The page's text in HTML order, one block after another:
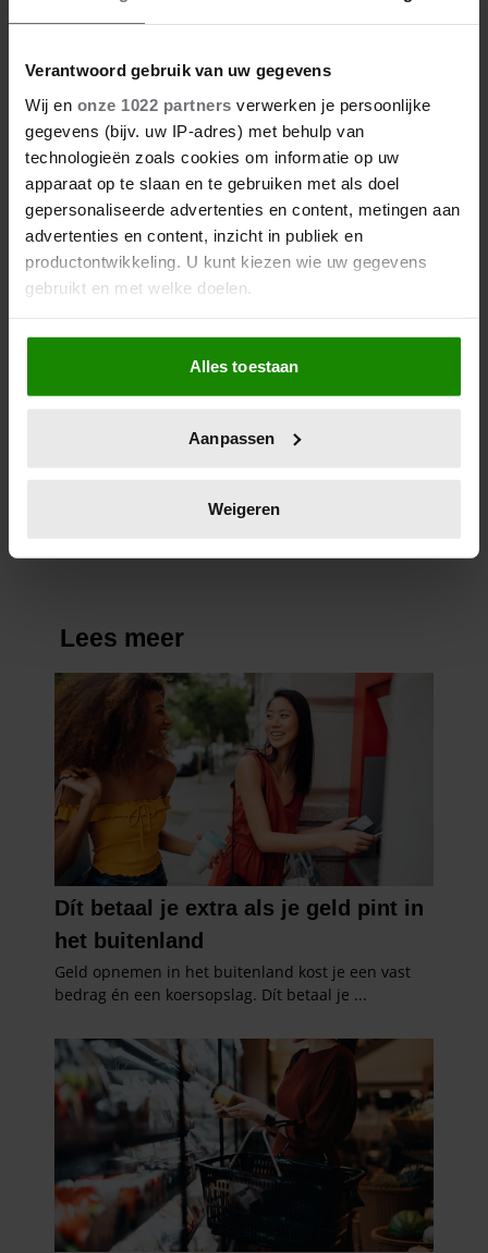
Verantwoord gebruik van uw gegevens
Wij en onze 1022 partners verwerken je persoonlijke
gegevens (bijv. uw IP-adres) met behulp van
technologieën zoals cookies om informatie op uw
apparaat op te slaan en te gebruiken met als doel
gepersonaliseerde advertenties en content, metingen aan
advertenties en content, inzicht in publiek en
productontwikkeling. U kunt kiezen wie uw gegevens
gebruikt en met welke doelen.
Als u het toestaat, willen we ook graag:
Informatie verzamelen over uw geografische
locatie, die tot een paar meter nauwkeurig kan zijn
scannen op specifieke eigenschappen (fingerprinting)
verwerkt en stel uw voorkeuren in het
intrekken in de Cookieverklaring.
personaliseren, om functies voor social media te bieden
informatie over uw gebruik van onze site met onze
partners voor social media, adverteren en analyse. Deze
partners kunnen deze gegevens combineren met andere
informatie die u aan ze heeft verstrekt of die ze hebben
verzameld op basis van uw gebruik van hun services. U
gaat akkoord met onze cookies als u onze website blijft
gebruiken.
Alles toestaan
Aanpassen
Weigeren
Kombucha: hoe gezond is dat
eigenlijk?
Kun jij moeilijk dingen